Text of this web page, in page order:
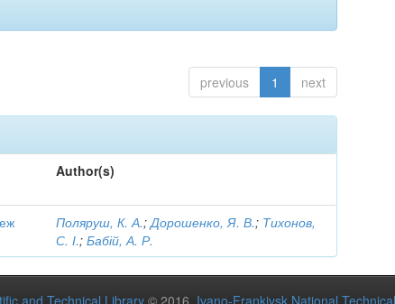
previous 1 next
Author(s)
Поляруш, К. А.;Дорошенко, Я. В.; Тихонов,
С. І.;Бабій, А. Р.
and Technical Library © 2016 Ivano-Frankivsk National